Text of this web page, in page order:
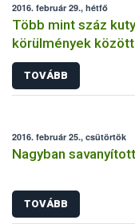
2016. február 29., hétfő
Több mint száz
körülmények
tenyészetben
TOVÁBB
2016. február 25., csütörtök
Nagyban
TOVÁBB